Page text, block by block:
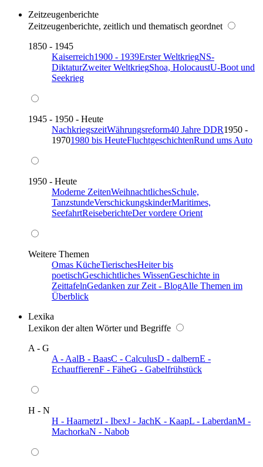
Zeitzeugenberichte
Zeitzeugenberichte, zeitlich und thematisch geordnet
1850 - 1945
Kaiserreich1900 - 1939Erster WeltkriegNS-
DiktaturZweiter WeltkriegShoa, HolocaustU-Boot und
Seekrieg
1945 - 1950 - Heute
NachkriegszeitWährungsreform40 Jahre DDR1950 -
19701980 bis HeuteFluchtgeschichtenRund ums Auto
1950 - Heute
Moderne ZeitenWeihnachtlichesSchule,
TanzstundeVerschickungskinderMaritimes,
SeefahrtReiseberichteDer vordere Orient
Weitere Themen
Omas KücheTierischesHeiter bis
poetischGeschichtliches WissenGeschichte in
ZeittafelnGedanken zur Zeit - BlogAlle Themen im
Überblick
Lexika
Lexikon der alten Wörter und Begriffe
A - G
A - AalB - BaasC - CalculusD - dalbernE -
EchauffierenF - FäheG - Gabelfrühstück
H - N
H - HaarnetzI - IbexJ - JachK - KaapL - LaberdanM -
MachorkaN - Nabob